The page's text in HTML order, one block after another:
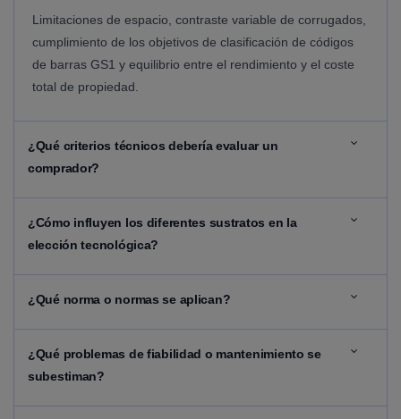
Limitaciones de espacio, contraste variable de corrugados,
cumplimiento de los objetivos de clasificación de códigos
de barras GS1 y equilibrio entre el rendimiento y el coste
total de propiedad.
¿Qué criterios técnicos debería evaluar un
comprador?
¿Cómo influyen los diferentes sustratos en la
elección tecnológica?
¿Qué norma o normas se aplican?
¿Qué problemas de fiabilidad o mantenimiento se
subestiman?